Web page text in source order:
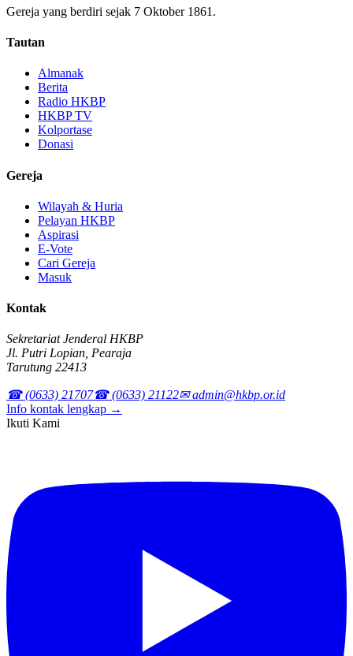
Gereja yang berdiri sejak 7 Oktober 1861.
Tautan
Almanak
Berita
Radio HKBP
HKBP TV
Kolportase
Donasi
Gereja
Wilayah & Huria
Pelayan HKBP
Aspirasi
E-Vote
Cari Gereja
Masuk
Kontak
Sekretariat Jenderal HKBP
Jl. Putri Lopian, Pearaja
Tarutung 22413
☎ (0633) 21707☎ (0633) 21122✉ admin@hkbp.or.id
Info kontak lengkap →
Ikuti Kami